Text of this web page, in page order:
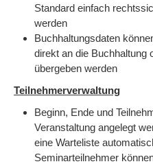
Standard einfach
werden
Buchhaltungsdaten
direkt an die Buchhaltung
übergeben werden
Teilnehmerverwaltung
Beginn, Ende und
Veranstaltung angelegt
eine Warteliste
Seminarteilnehmer